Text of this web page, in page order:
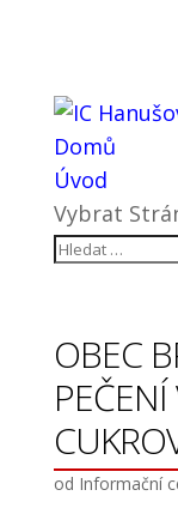
Domů
Úvod
Vybrat
OBEC
od Informační